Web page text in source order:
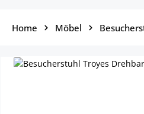
Home Möbel